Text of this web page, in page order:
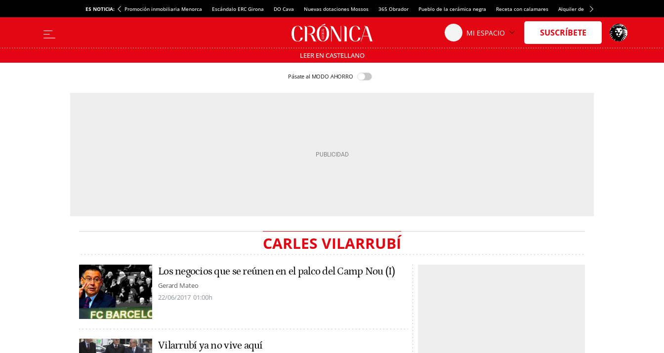
ES NOTICIA: Promoción inmobiliaria Menorca Escándalo ERC Girona DO Cava Nuevas dotaciones Mossos 365 Obrador Pueblo de la cerámica negra Receta con calamares Alquiler de habitaciones en España
LEER EN CASTELLANO
Pásate al MODO AHORRO
CARLES VILARRUBÍ
Los negocios que se reúnen en el palco del Camp Nou (I)
Gerard Mateo
22/06/2017 01:00h
Vilarrubí ya no vive aquí